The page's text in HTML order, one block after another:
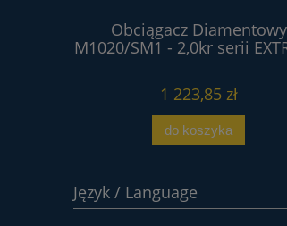
Obciągacz Diamentowy
M1020/SM1 - 2,0kr serii
1 223,85 zł
do koszyka
Język / Language